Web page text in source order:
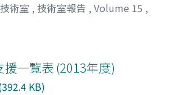
術室 , 技術室報告 , Volume 15 ,
一覧表 (2013年度)
KB)